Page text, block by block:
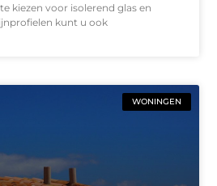
kiezen voor isolerend glas en
kunt u ook
WONINGEN